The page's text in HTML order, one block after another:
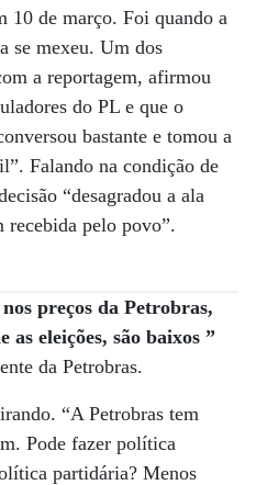
10 de março. Foi quando a
se mexeu. Um dos
a reportagem, afirmou
do PL e que o
bastante e tomou a
Falando na condição de
“desagradou a ala
recebida pelo povo”.
preços da Petrobras,
as eleições, são baixos ”
da Petrobras.
“A Petrobras tem
Pode fazer política
partidária? Menos